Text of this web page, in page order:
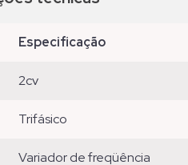
especificação
2cv
trifásico
variador de freqüência